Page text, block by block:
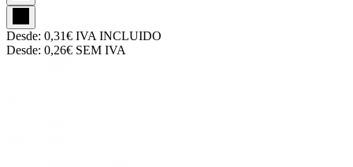
Desde: 0,31€ IVA INCLUIDO
Desde: 0,26€ SEM IVA